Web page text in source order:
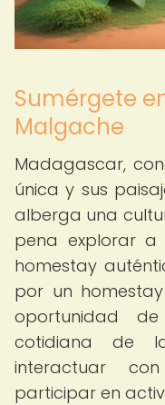
Sumérgete
Malgache
Madagascar,
única y sus
alberga una
pena explorar a
homestay
por un
oportunidad
cotidiana de
interactuar
participar en